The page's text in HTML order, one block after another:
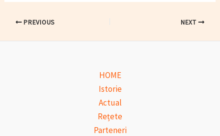
Post PREVIOUS NEXT
HOME
Istorie
Actual
Rețete
Parteneri